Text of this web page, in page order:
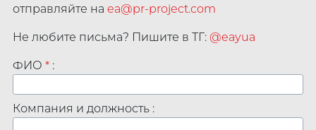
отправляйте на ea@pr-project.com
Не любите письма? Пишите в ТГ: @eayua
ФИО *:
Компания и должность :